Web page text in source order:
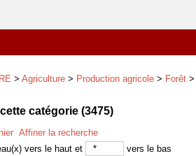
> Agriculture > Production agricole > Forêt >
catégorie (3475)
Affiner la recherche
vers le haut et vers le bas